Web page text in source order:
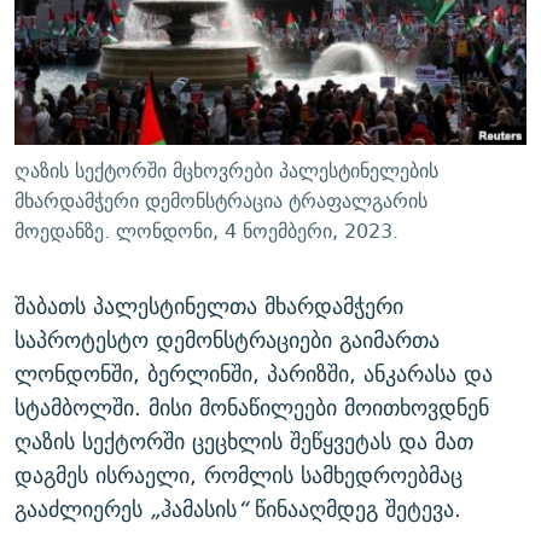
ᲛᲝᲚᲐᲞᲐᲠᲐᲙᲔ ᲢᲔᲥᲡᲢᲔᲑᲘ
ᲨᲘᲜ - ᲣᲪᲮᲝᲔᲗᲨᲘ
ᲚᲘᲢᲔᲠᲐᲢᲣᲠᲣᲚᲘ ᲬᲐᲮᲜᲐᲒᲔᲑᲘ
ᲐᲛᲔᲠᲘᲙᲣᲚᲘ ᲛᲝᲗᲮᲠᲝᲑᲐ
ᲘᲛᲞᲔᲠᲘᲐ ᲓᲐ ᲠᲐᲓᲘᲝ
ᲩᲔᲛᲘ ᲡᲘᲙᲕᲓᲘᲚᲘᲡ ᲛᲘᲖᲔᲖᲘᲐ COVID-19
11 ᲬᲔᲚᲘ - 11 ᲐᲛᲑᲐᲕᲘ
ᲡᲐᲞᲐᲠᲚᲐᲛᲔᲜᲢᲝ ᲐᲠᲩᲔᲕᲜᲔᲑᲘᲡ ᲘᲡᲢᲝᲠᲘᲐ
ᲑᲐᲕᲨᲕᲔᲑᲘ ᲞᲠᲝᲡᲢᲘᲢᲣᲪᲘᲐᲨᲘ - ᲐᲛᲝᲣᲗᲥᲛᲔᲚᲘ ᲐᲛᲑᲐᲕᲘ
5 ᲐᲛᲑᲐᲕᲘ - 20 ᲘᲕᲜᲘᲡᲡ ᲓᲐᲨᲐᲕᲔᲑᲣᲚᲔᲑᲘ
ᲐᲒᲕᲘᲡᲢᲝᲡ ᲝᲛᲘ
ᲒᲐᲛᲝᲘᲬᲔᲠᲔ
რთე/რთ-ის ყველა საიტი
ღაზის სექტორში მცხოვრები პალესტინელების
მხარდამჭერი დემონსტრაცია ტრაფალგარის
მოედანზე. ლონდონი, 4 ნოემბერი, 2023.
შაბათს პალესტინელთა მხარდამჭერი
საპროტესტო დემონსტრაციები გაიმართა
ლონდონში, ბერლინში, პარიზში, ანკარასა და
სტამბოლში. მისი მონაწილეები მოითხოვდნენ
ღაზის სექტორში ცეცხლის შეწყვეტას და მათ
დაგმეს ისრაელი, რომლის სამხედროებმაც
გააძლიერეს „ჰამასის“წინააღმდეგ შეტევა.